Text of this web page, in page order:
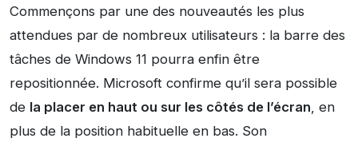
Commençons par une des nouveautés les plus
attendues par de nombreux utilisateurs : la barre des
tâches de Windows 11 pourra enfin être
repositionnée. Microsoft confirme qu’il sera possible
de la placer en haut ou sur les côtés de l’écran, en
plus de la position habituelle en bas. Son